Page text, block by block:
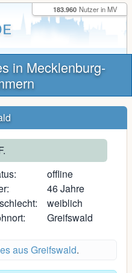
183.960 Nutzer in MV
in Mecklenburg-
offline
46 Jahre
weiblich
Greifswald
aus Greifswald.